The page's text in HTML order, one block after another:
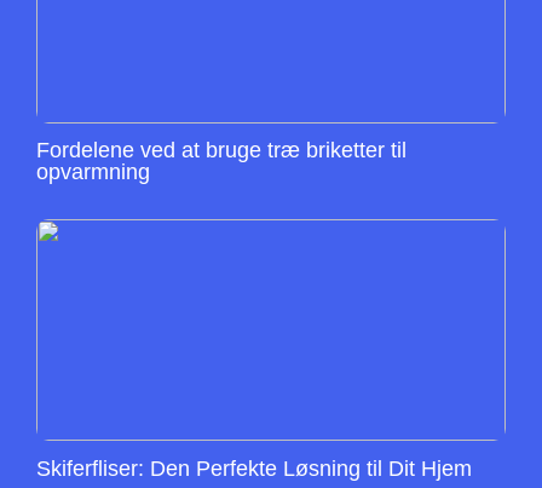
Fordelene ved at bruge træ briketter til
opvarmning
Skiferfliser: Den Perfekte Løsning til Dit Hjem